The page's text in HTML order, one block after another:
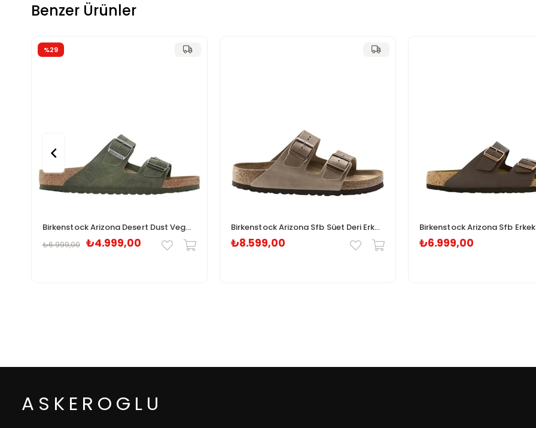
Benzer Ürünler
Birkenstock Arizona Desert Dust Vegan Unisex Terlik 1024544
₺4.999,00
₺6.999,00
%29
Birkenstock Arizona Sfb Süet Deri Erkek Terlik 552813
₺8.599,00 ₺6.999,00
ASKEROGLU